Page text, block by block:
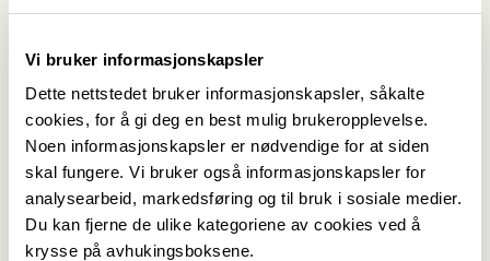
Vi bruker informasjonskapsler
Dette nettstedet bruker informasjonskapsler, såkalte
cookies, for å gi deg en best mulig brukeropplevelse.
Noen informasjonskapsler er nødvendige for at siden
skal fungere. Vi bruker også informasjonskapsler for
analysearbeid, markedsføring og til bruk i sosiale medier.
Du kan fjerne de ulike kategoriene av cookies ved å
krysse på avhukingsboksene.
– Ekstra morsomt er det når vi kommer tilbake på
runde nummer to, for da er det enda flere som
møter oss.
Noen lokale tillitsvalgte lager kveldsmøte med en
yrkesgruppe, med fagkveld og dypdykk i spesielle
problemstillinger for yrkesgruppa.